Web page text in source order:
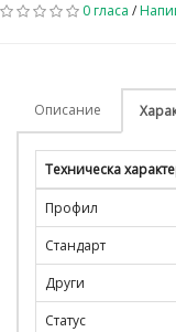
0 гласа /
Описание
Техническа
Профил
Стандарт
Други
Статус